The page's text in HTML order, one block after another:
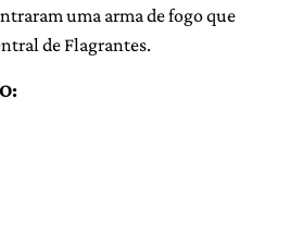
uma arma de fogo que
de Flagrantes.